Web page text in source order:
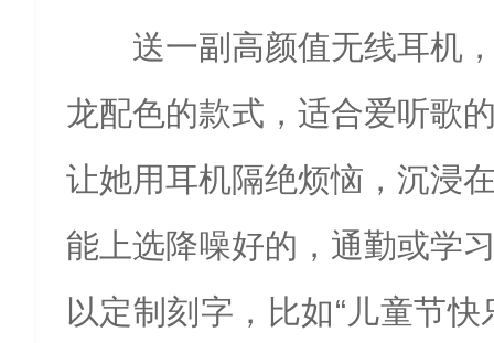
送一副高颜值无线耳机
龙配色的款式，适合爱听歌
让她用耳机隔绝烦恼，沉浸
能上选降噪好的，通勤或学
以定制刻字，比如“儿童节